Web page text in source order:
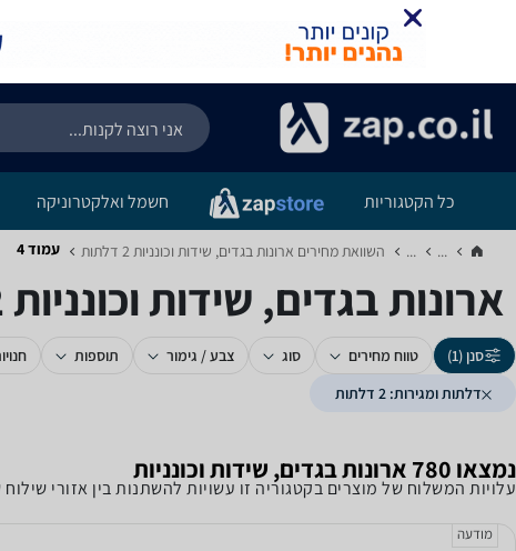
כל הקטגוריות חשמל ואלקטרוניקה
...
... השוואת מחירים ארונות בגדים, שידות וכונניות ‏2 דלתות‏ עמוד 4
ארונות בגדים, שידות וכונניות ‏2 דלתות - עמוד 4
סנן (1) טווח מחירים סוג צבע / גימור תוספות
דלתות ומגירות: 2 דלתות
נמצאו 780 ארונות בגדים, שידות וכונניות
עלויות המשלוח של מוצרים בקטגוריה זו עשויות להשתנות בין אזורי
מודעה